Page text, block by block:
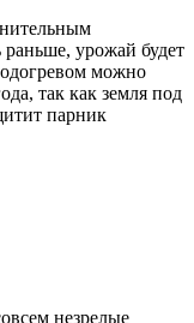
урожай будет
можно
так как земля под
парник
незрелые